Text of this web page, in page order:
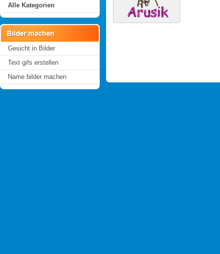
Alle Kategorien
Gesicht in Bilder
Text gifs erstellen
Name bilder machen